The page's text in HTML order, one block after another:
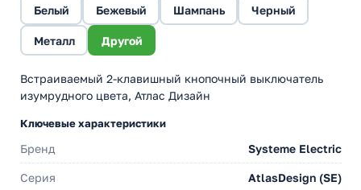
Белый Бежевый Шампань Черный
Металл Другой
Встраиваемый 2-клавишный кнопочный выключатель
изумрудного цвета, Атлас Дизайн
Ключевые характеристики
Бренд Systeme Electric
Серия AtlasDesign (SE)